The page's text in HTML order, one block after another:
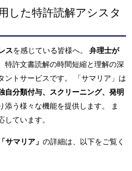
した特許読解アシスタ
スを感じている皆様へ。 弁理士が
特許文書読解の時間短縮と理解の深
ントサービスです。 「サマリア」は
自分類付与、スクリーニング、発明
添う様々な機能を提供します。 ま
ています。
サマリア」 の詳細は、以下をご覧く